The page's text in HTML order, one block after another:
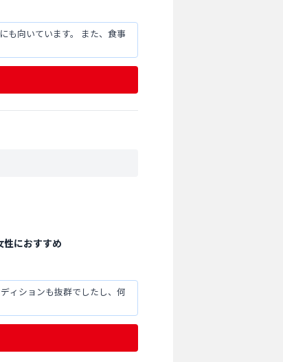
も向いています。 また、食事
性におすすめ
ィションも抜群でしたし、何